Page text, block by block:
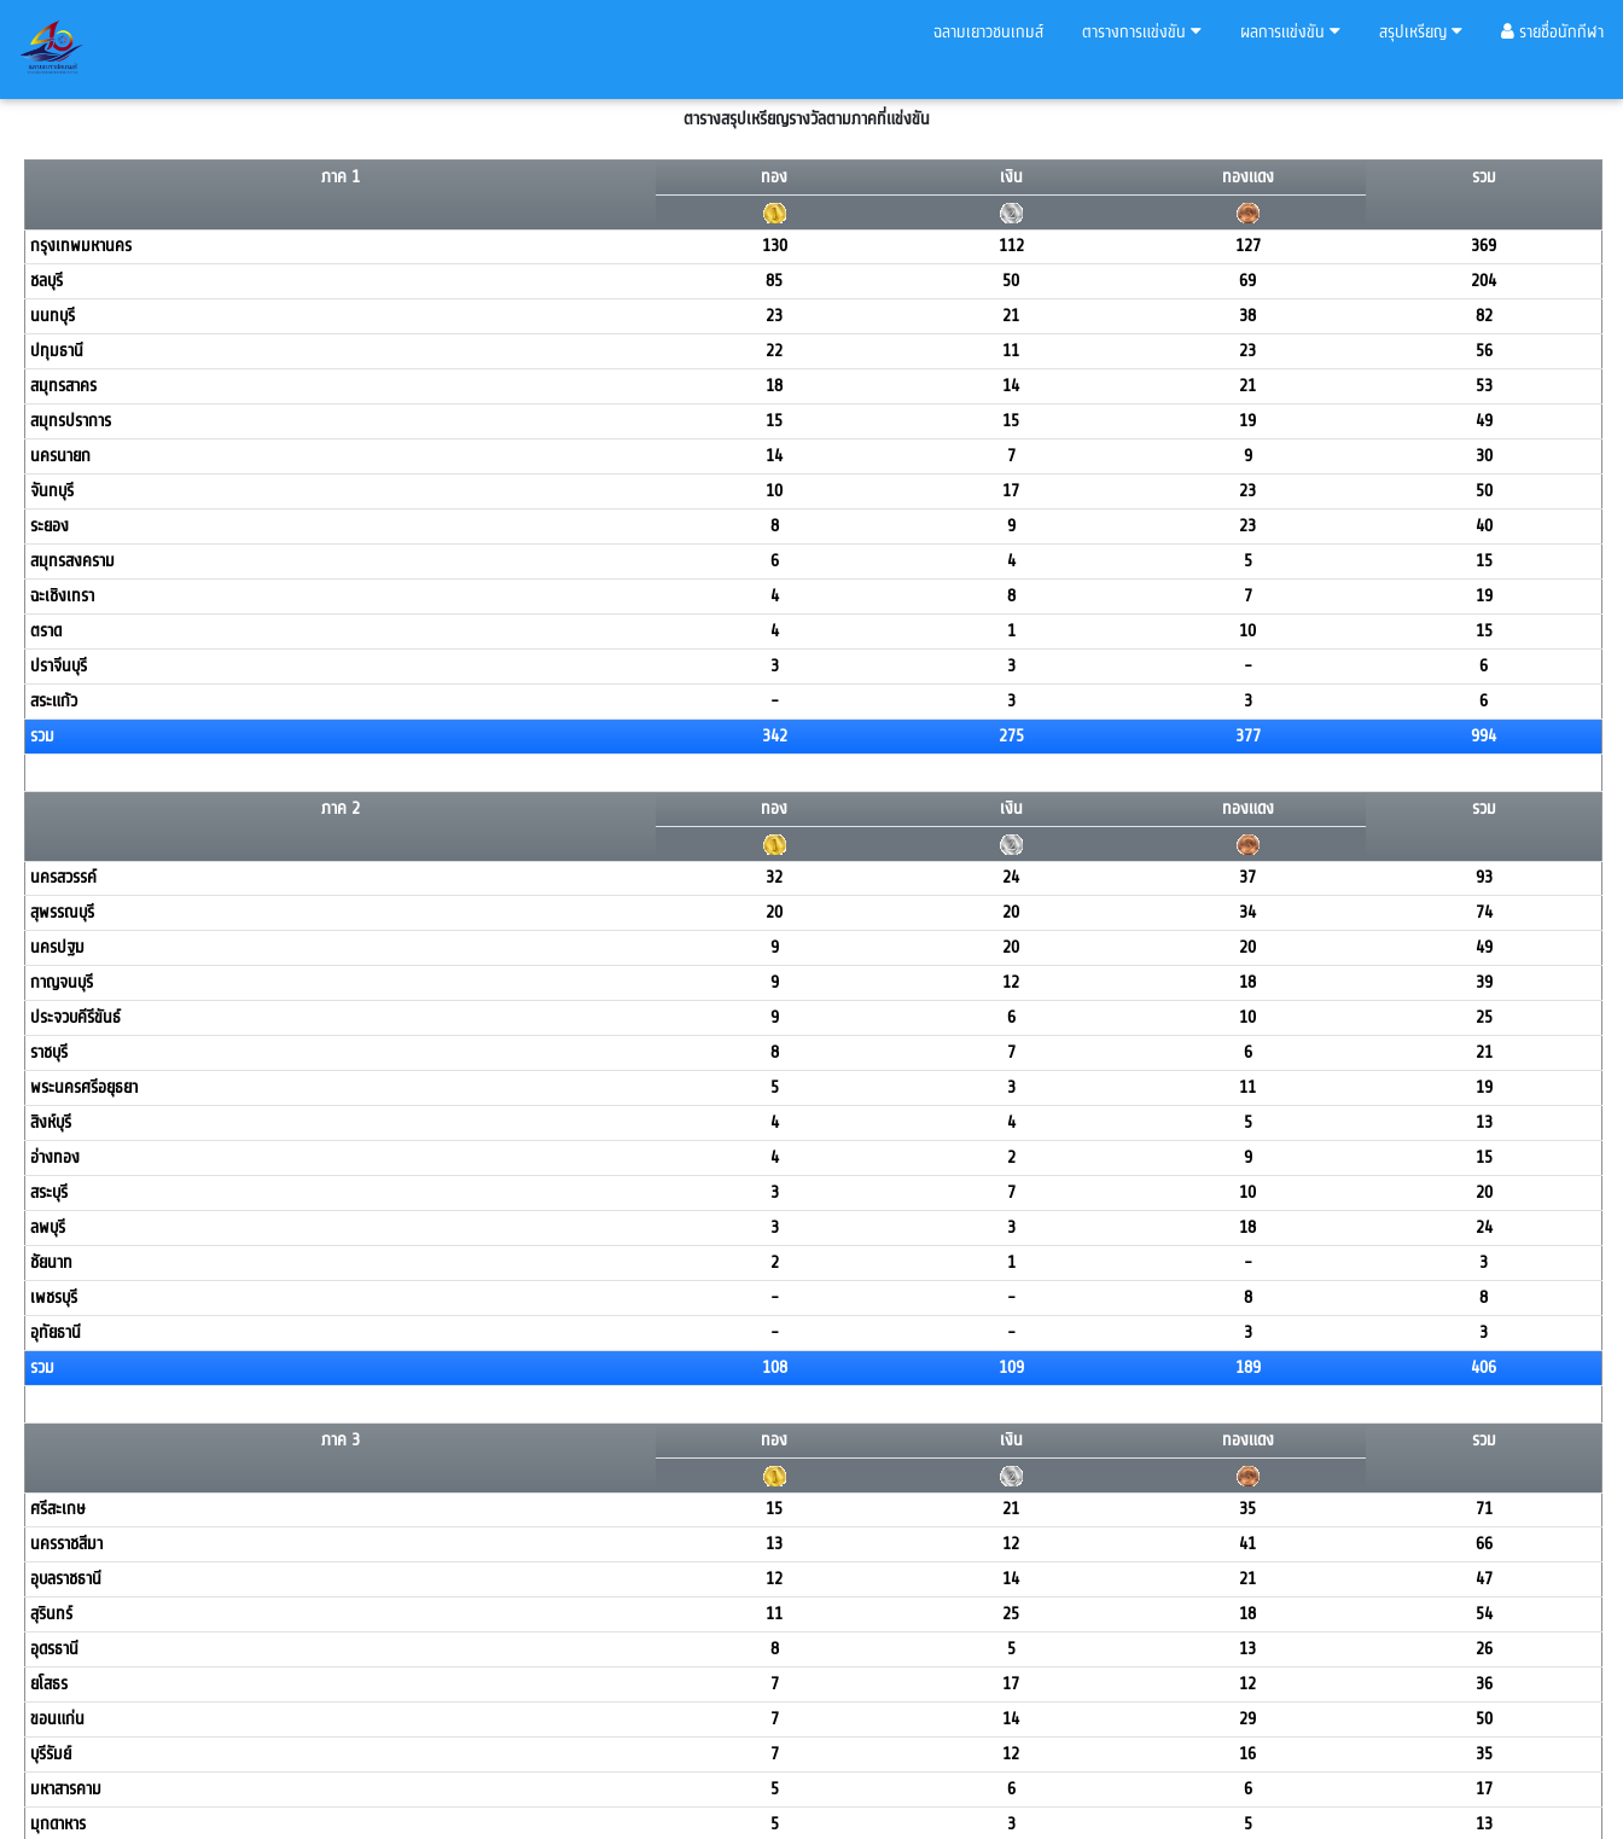
ฉลามเยาวชนเกมส์ ตารางการแข่งขัน ผลการแข่งขัน สรุปเหรียญ รายชื่อนักกีฬา
ตารางสรุปเหรียญรางวัลตามภาคที่แข่งขัน
ภาค 1 ทอง เงิน ทองแดง รวม
กรุงเทพมหานคร 130 112 127
369
ชลบุรี
85 50 69
204
นนทบุรี
23 21 38
82
ปทุมธานี
22 11 23
56
สมุทรสาคร
18 14 21
53
สมุทรปราการ
15 15 19
49
นครนายก
14 7 9
30
จันทบุรี
10 17 23
50
ระยอง
8 9 23
40
สมุทรสงคราม
6 4 5
15
ฉะเชิงเทรา
4 8 7
19
ตราด
4 1 10
15
ปราจีนบุรี
3 3 -
6
สระแก้ว
- 3 3
6
รวม
342 275 377 994
ภาค 2 ทอง เงิน ทองแดง รวม
นครสวรรค์ 32 24 37
93
สุพรรณบุรี
20 20 34
74
นครปฐม
9 20 20
49
กาญจนบุรี
9 12 18
39
ประจวบคีรีขันธ์
9 6 10
25
ราชบุรี
8 7 6
21
พระนครศรีอยุธยา
5 3 11
19
สิงห์บุรี
4 4 5
13
อ่างทอง
4 2 9
15
สระบุรี
3 7 10
20
ลพบุรี
3 3 18
24
ชัยนาท
2 1 -
3
เพชรบุรี
- - 8
8
อุทัยธานี
- - 3
3
รวม
108 109 189 406
ภาค 3 ทอง เงิน ทองแดง รวม
ศรีสะเกษ 15 21 35
71
นครราชสีมา
13 12 41
66
อุบลราชธานี
12 14 21
47
สุรินทร์
11 25 18
54
อุดรธานี
8 5 13
26
ยโสธร
7 17 12
36
ขอนแก่น
7 14 29
50
บุรีรัมย์
7 12 16
35
มหาสารคาม
5 6 6
17
มุกดาหาร
5 3 5
13